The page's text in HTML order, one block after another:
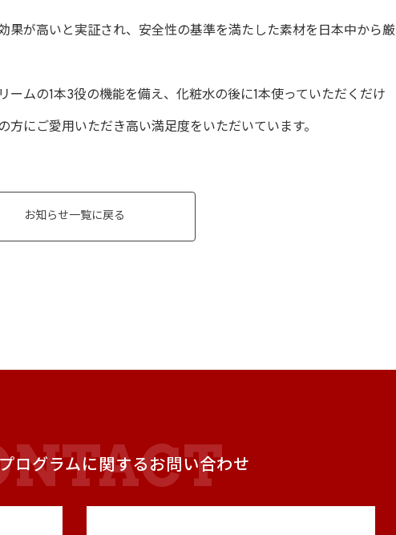
果が高いと実証され、安全性の基準を満たした素材を日本中から厳
ームの1本3役の機能を備え、化粧水の後に1本使っていただくだけ
にご愛用いただき高い満足度をいただいています。
お知らせ一覧に戻る
ログラムに関するお問い合わせ